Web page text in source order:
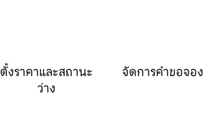
ตั้งราคาและสถานะ
ว่าง
จัดการคำขอจอง